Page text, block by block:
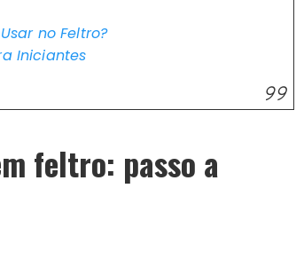
no Feltro?
Iniciantes
feltro: passo a